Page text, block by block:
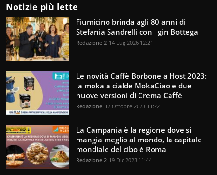
Notizie più lette
Fiumicino brinda agli 80 anni di
Stefania Sandrelli con i gin Bottega
Redazione 2 14 Lug 2026 12:21
Le novità Caffè Borbone a Host 2023:
la moka a cialde MokaCiao e due
nuove versioni di Crema Caffè
Redazione 12 Ottobre 2023 11:22
La Campania è la regione dove si
mangia meglio al mondo, la capitale
mondiale del cibo è Roma
Redazione 2 19 Dic 2023 11:44